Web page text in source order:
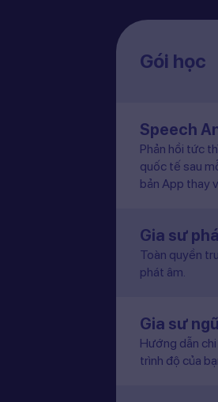
Gói học
Speech
Phản hồi tức
quốc tế sau
bản App thay
Gia sư
Toàn quyền
phát âm.
Gia sư
Hướng dẫn
trình độ của